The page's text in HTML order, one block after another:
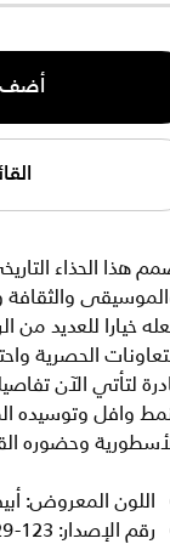
أضف
هذا الحذاء
والثقافة
خيارا للعديد
الحصرية
لتأتي الآن
وافل وتوسيده
وحضوره
اللون المعروض:
رقم الإصدار: DM0029-123